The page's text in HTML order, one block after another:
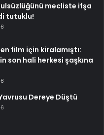
mecliste ifşa
tutuklu!
film için kiralamıştı:
son hali herkesi şaşkına
Dereye Düştü